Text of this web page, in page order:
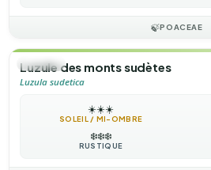
🍃POACEAE
🌿HERBE
Luzule des monts sudètes
Luzula sudetica
☀️☀️☀️
SOLEIL / MI-OMBRE
❄️❄️❄️
RUSTIQUE